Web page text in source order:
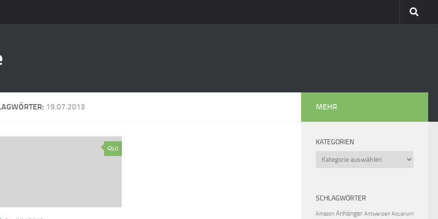
19.07.2013
0
MEHR
KATEGORIEN
Kategorien
SCHLAGWÖRTER
Amazon Anhänger Antwerpen Aquarium